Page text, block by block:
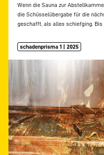
Wenn die Sauna zur
die Schüsselübergabe für die
geschafft, als alles schiefging. Bis
schadenprisma 1 | 2025